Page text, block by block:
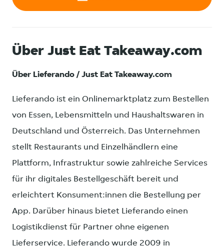
Über Just Eat Takeaway.com
Über Lieferando / Just Eat Takeaway.com
Lieferando ist ein Onlinemarktplatz zum Bestellen
von Essen, Lebensmitteln und Haushaltswaren in
Deutschland und Österreich. Das Unternehmen
stellt Restaurants und Einzelhändlern eine
Plattform, Infrastruktur sowie zahlreiche Services
für ihr digitales Bestellgeschäft bereit und
erleichtert Konsument:innen die Bestellung per
App. Darüber hinaus bietet Lieferando einen
Logistikdienst für Partner ohne eigenen
Lieferservice. Lieferando wurde 2009 in